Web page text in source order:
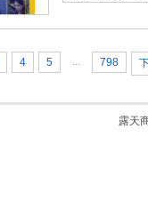
4 5 ... 798
露天